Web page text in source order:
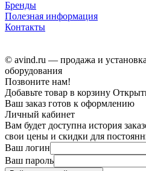
Бренды
Полезная информация
Контакты
© avind.ru — продажа и
оборудования
Позвоните нам!
Добавьте товар в корзину
Ваш заказ готов к оформлению
Личный кабинет
Вам будет доступна история
свои цены и скидки для
Ваш логин
Ваш пароль